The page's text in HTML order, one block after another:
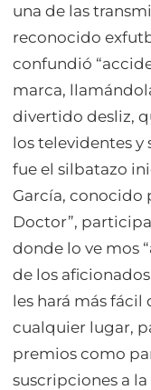
una de las
reconocido
confundió
marca,
divertido desliz,
los televidentes y
fue el silbatazo
García, conocido
Doctor”,
donde lo ve mos
de los
les hará más
cualquier lugar,
premios como
suscripciones a